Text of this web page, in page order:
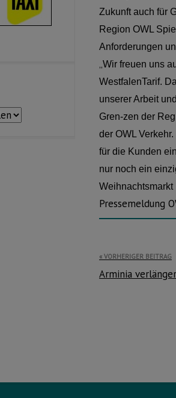
Zukunft auch für
Region OWL
Anforderungen
„Wir freuen uns
WestfalenTarif.
unserer Arbeit
Gren-zen der
der OWL
für die Kunden
nur noch ein
Weihnachtsmarkt
Pressemeldung
VORHERIGER BEITRAG
Arminia